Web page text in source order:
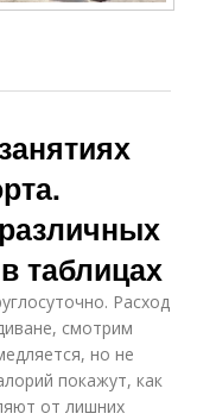
таблицах
Расход
смотрим
но не
покажут, как
от лишних